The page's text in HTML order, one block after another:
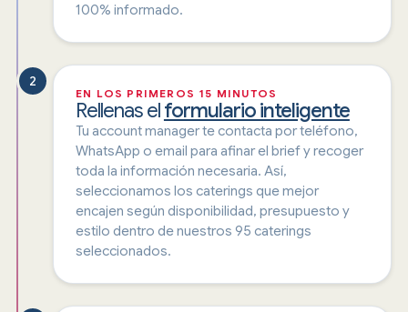
100% informado.
2
EN LOS PRIMEROS 15 MINUTOS
Rellenas elformulario inteligente
Tu account manager te contacta por teléfono,
WhatsApp o email para afinar el brief y recoger
toda la información necesaria. Así,
seleccionamos los caterings que mejor
encajen según disponibilidad, presupuesto y
estilo dentro de nuestros 95 caterings
seleccionados.